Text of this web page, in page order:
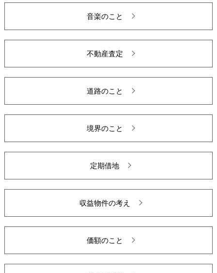
音楽のこと
不動産査定
道路のこと
境界のこと
定期借地
収益物件の考え
価額のこと